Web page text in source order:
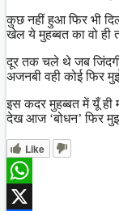
कुछ नहीं हुआ फिर भी
खेल ये मुहब्बत का वो ही
दूर तक चले थे जब जिंदगी
अजनबी वही कोई फिर
इस कदर मुहब्बत में यूँ ही
देख आज ‘बोधन’ फिर
Like
WhatsApp